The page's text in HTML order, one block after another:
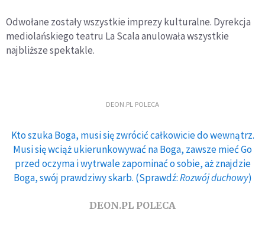
Odwołane zostały wszystkie imprezy kulturalne. Dyrekcja
mediolańskiego teatru La Scala anulowała wszystkie
najbliższe spektakle.
DEON.PL POLECA
Kto szuka Boga, musi się zwrócić całkowicie do wewnątrz.
Musi się wciąż ukierunkowywać na Boga, zawsze mieć Go
przed oczyma i wytrwale zapominać o sobie, aż znajdzie
Boga, swój prawdziwy skarb. (Sprawdź:Rozwój duchowy)
DEON.PL POLECA